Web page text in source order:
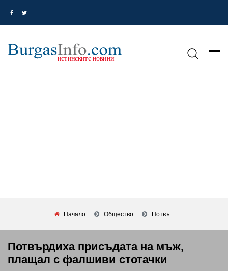
Начало Общество Потвъ...
Потвърдиха присъдата на мъж,
плащал с фалшиви стотачки